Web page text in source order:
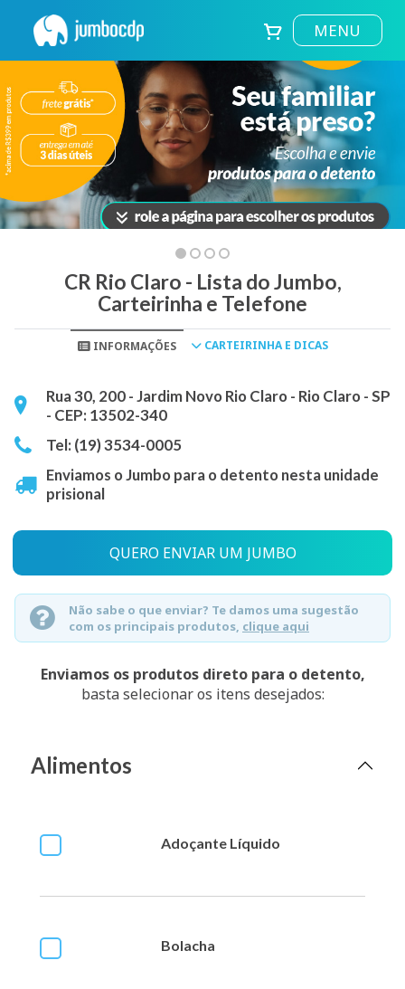
MENU
CR Rio Claro - Lista do Jumbo,
Carteirinha e Telefone
INFORMAÇÕES CARTEIRINHA E DICAS
Rua 30, 200 - Jardim Novo Rio Claro - Rio Claro - SP
- CEP: 13502-340
Tel: (19) 3534-0005
Enviamos o Jumbo para o detento nesta unidade
prisional
QUERO ENVIAR UM JUMBO
Não sabe o que enviar? Te damos uma sugestão
com os principais produtos, clique aqui
Enviamos os produtos direto para o detento,
basta selecionar os itens desejados:
Alimentos
Adoçante Líquido
Bolacha